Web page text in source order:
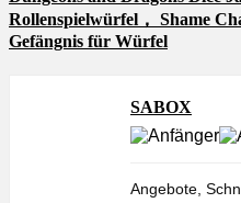
Rollenspielwürfel， Shame
Gefängnis für Würfel
SABOX
Angebote,